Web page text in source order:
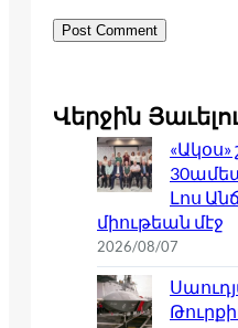
Վերջին
Լոս
միութեան մէջ
2026/08/07